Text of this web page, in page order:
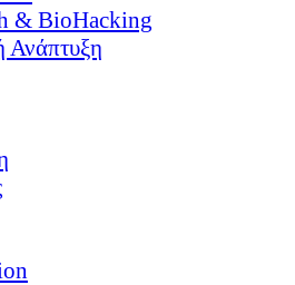
& BioHacking
Ανάπτυξη